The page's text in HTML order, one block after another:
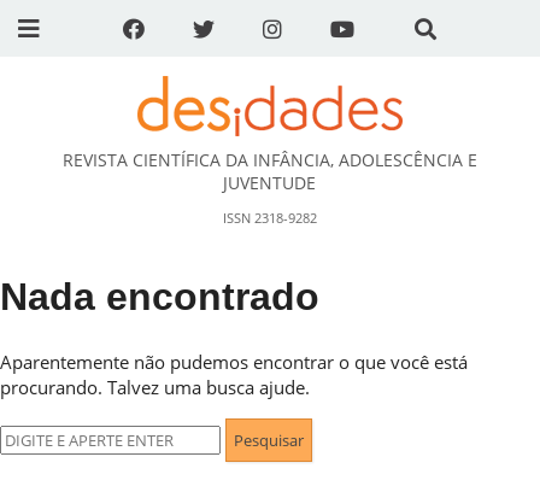
DESidades
REVISTA CIENTÍFICA DA INFÂNCIA, ADOLESCÊNCIA E
JUVENTUDE
ISSN 2318-9282
Nada encontrado
Aparentemente não pudemos encontrar o que você está
procurando. Talvez uma busca ajude.
Pesquisar
por: